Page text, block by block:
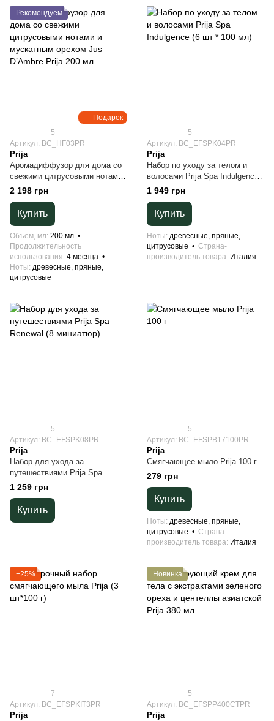
Подарок
Рекомендуем
5
Артикул: BC_HF03PR
Prija
Аромадиффузор для дома со
свежими цитрусовыми нотами
и мускатным орехом Jus
D’Ambre Prija 200 мл
2 198 грн
Купить
Объем, мл 200 мл
Продолжительность
использования 4 месяца
Ноты древесные, пряные,
цитрусовые
5
Артикул: BC_EFSPK04PR
Prija
Набор по уходу за телом и
волосами Prija Spa Indulgence
(6 шт * 100 мл)
1 949 грн
Купить
Ноты древесные, пряные,
цитрусовые
Страна-
производитель товара Италия
5
Артикул: BC_EFSPK08PR
Prija
Набор для ухода за
путешествиями Prija Spa
Renewal (8 миниатюр)
1 259 грн
Купить
5
Артикул: BC_EFSPB17100PR
Prija
Смягчающее мыло Prija 100 г
279 грн
Купить
Ноты древесные, пряные,
цитрусовые
Страна-
производитель товара Италия
−25%
7
Артикул: BC_EFSPKIT3PR
Prija
Новинка
5
Артикул: BC_EFSPP400CTPR
Prija